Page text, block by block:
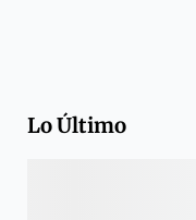
Lo Último